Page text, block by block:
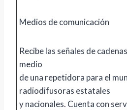
Medios de comunicación
Recibe las señales de
medio
de una repetidora para el
radiodifusoras estatales
y nacionales. Cuenta con